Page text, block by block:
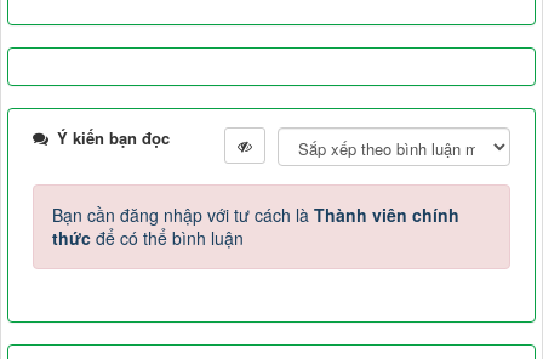
Ý kiến bạn đọc
Bạn cần đăng nhập với tư cách là Thành viên chính
thức để có thể bình luận